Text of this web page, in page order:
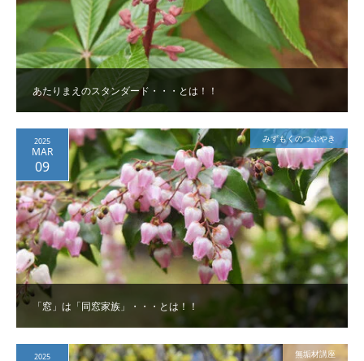
あたりまえのスタンダード・・・とは！！
「窓」は「同窓家族」・・・とは！！
2025
MAR
09
みずもくのつぶやき
2025 無垢材講座